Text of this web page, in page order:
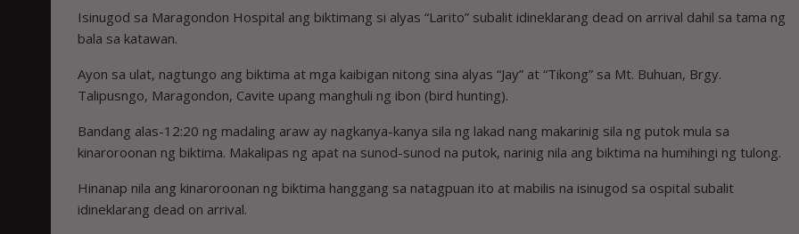
Isinugod sa Maragondon Hospital ang biktimang si alyas “Larito” subalit idineklarang dead on arrival dahil sa tama ng
bala sa katawan.
Ayon sa ulat, nagtungo ang biktima at mga kaibigan nitong sina alyas “Jay” at “Tikong” sa Mt. Buhuan, Brgy.
Talipusngo, Maragondon, Cavite upang manghuli ng ibon (bird hunting).
Bandang alas-12:20 ng madaling araw ay nagkanya-kanya sila ng lakad nang makarinig sila ng putok mula sa
kinaroroonan ng biktima. Makalipas ng apat na sunod-sunod na putok, narinig nila ang biktima na humihingi ng tulong.
Hinanap nila ang kinaroroonan ng biktima hanggang sa natagpuan ito at mabilis na isinugod sa ospital subalit
idineklarang dead on arrival.